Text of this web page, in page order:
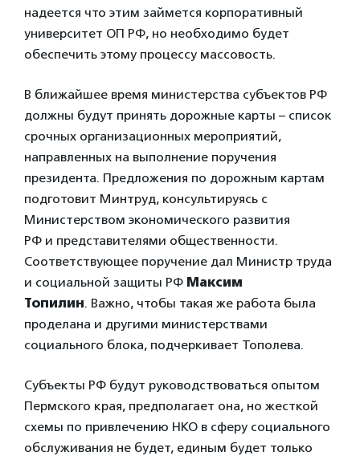
надеется что этим займется корпоративный
университет ОП РФ, но необходимо будет
обеспечить этому процессу массовость.
В ближайшее время министерства субъектов РФ
должны будут принять дорожные карты – список
срочных организационных мероприятий,
направленных на выполнение поручения
президента. Предложения по дорожным картам
подготовит Минтруд, консультируясь с
Министерством экономического развития
РФ и представителями общественности.
Соответствующее поручение дал Министр труда
и социальной защиты РФ Максим
Топилин. Важно, чтобы такая же работа была
проделана и другими министерствами
социального блока, подчеркивает Тополева.
Субъекты РФ будут руководствоваться опытом
Пермского края, предполагает она, но жесткой
схемы по привлечению НКО в сферу социального
обслуживания не будет, единым будет только